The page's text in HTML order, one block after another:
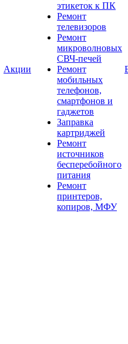
Акции
этикеток к ПК
Ремонт
телевизоров
Ремонт
микроволновых
СВЧ-печей
Ремонт
мобильных
телефонов,
смартфонов и
гаджетов
Заправка
картриджей
Ремонт
источников
бесперебойного
питания
Ремонт
принтеров,
копиров, МФУ